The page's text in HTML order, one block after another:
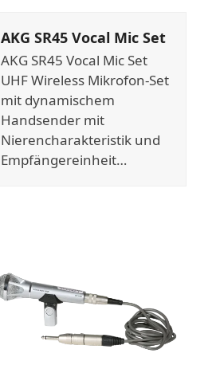
AKG SR45 Vocal Mic Set
AKG SR45 Vocal Mic Set
UHF Wireless Mikrofon-Set
mit dynamischem
Handsender mit
Nierencharakteristik und
Empfängereinheit…